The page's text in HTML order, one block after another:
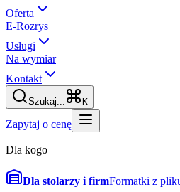
Oferta
E-Rozrys
Usługi
Na wymiar
Kontakt
Szukaj... K
Zapytaj o cenę
Dla kogo
Dla stolarzy i firmFormatki z